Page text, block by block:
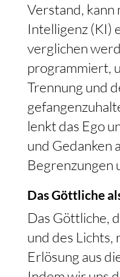
Verstand, kann
Intelligenz (KI)
verglichen
programmiert,
Trennung und
lenkt das Ego
und Gedanken
Begrenzungen
Das Göttliche
Das Göttliche,
und des
Erlösung aus